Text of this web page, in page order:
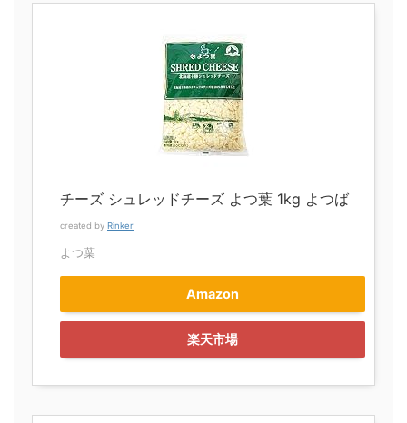
チーズ シュレッドチーズ よつ葉 1kg よつば
created by Rinker
よつ葉
Amazon
楽天市場